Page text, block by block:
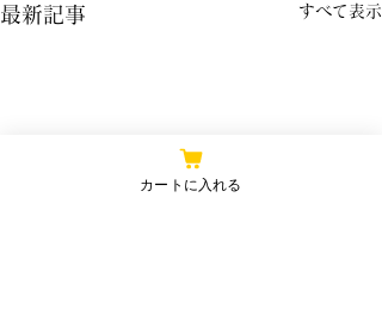
最新記事 すべて表示
カートに入れる